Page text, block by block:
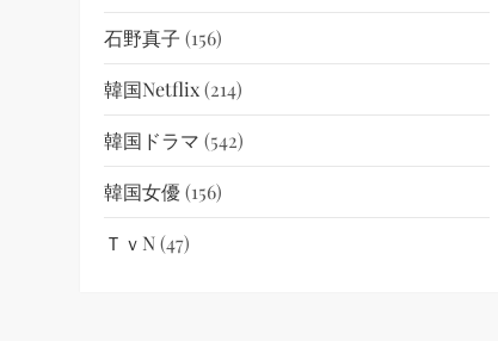
石野真子 (156)
韓国netflix(214)
韓国ドラマ (542)
韓国女優(156)
ＴｖN(47)